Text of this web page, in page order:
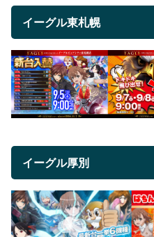
イーグル東札幌
イーグル厚別